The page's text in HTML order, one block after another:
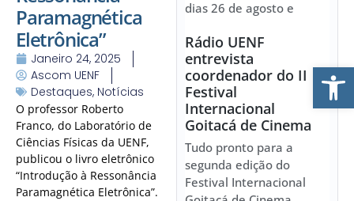
Paramagnética
Eletrônica”
Janeiro 24, 2025
Ascom UENF
Destaques, Notícias
O professor Roberto
Franco, do Laboratório de
Ciências Físicas da UENF,
publicou o livro eletrônico
“Introdução à Ressonância
Paramagnética Eletrônica”.
dias 26 de agosto e
Rádio UENF
entrevista
coordenador do II
Festival
Internacional
Goitacá de Cinema
Tudo pronto para a
segunda edição do
Festival Internacional